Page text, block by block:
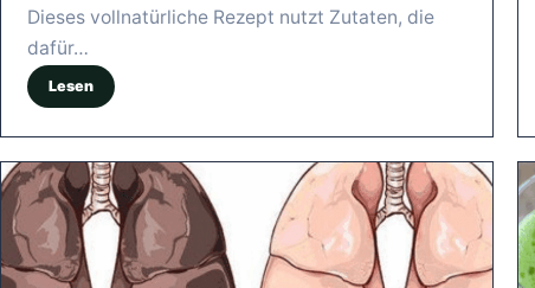
Dieses vollnatürliche Rezept nutzt Zutaten, die
dafür…
Lesen